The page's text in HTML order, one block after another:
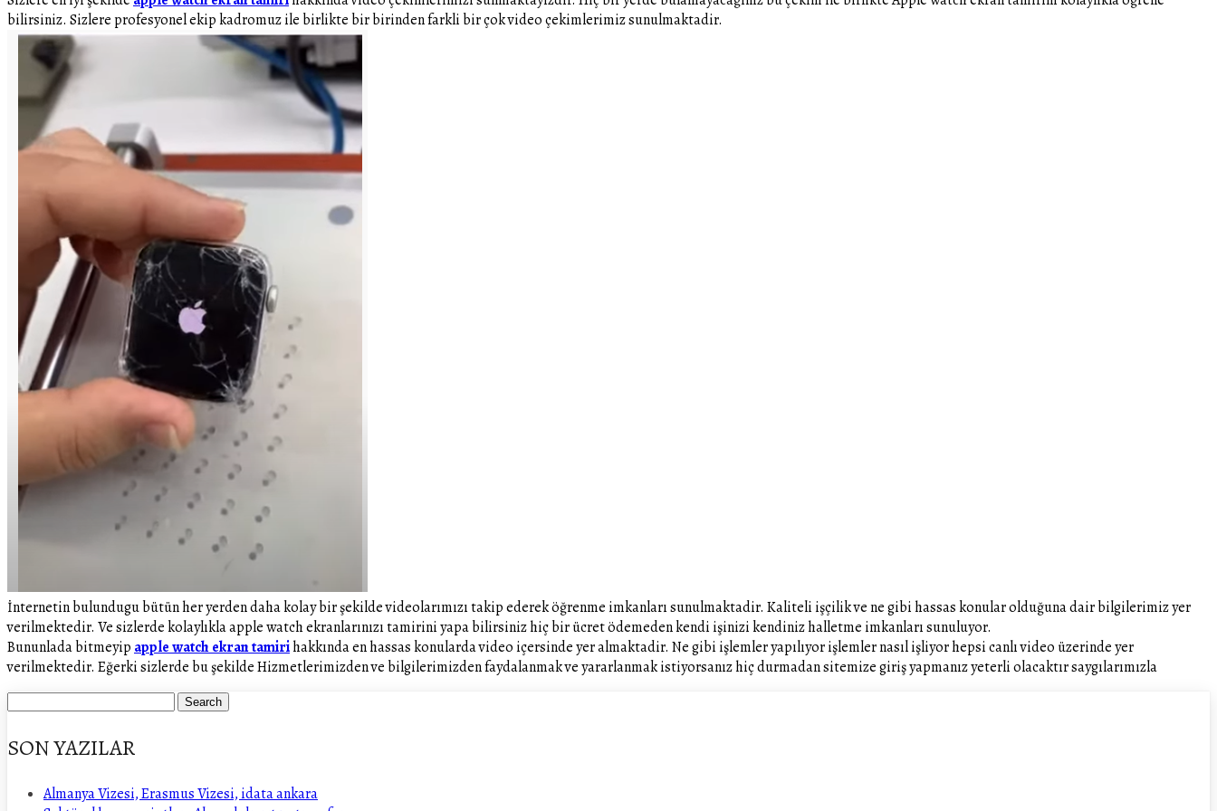
bilirsiniz. Sizlere profesyonel ekip kadromuz ile birlikte bir birinden farkli bir çok video çekimlerimiz sunulmaktadir.
İnternetin bulundugu bütün her yerden daha kolay bir şekilde videolarımızı takip ederek öğrenme imkanları sunulmaktadir. Kaliteli işçilik ve ne gibi hassas konular olduğuna dair bilgilerimiz yer
verilmektedir. Ve sizlerde kolaylıkla apple watch ekranlarınızı tamirini yapa bilirsiniz hiç bir ücret ödemeden kendi işinizi kendiniz halletme imkanları sunuluyor.
Bununlada bitmeyip apple watch ekran tamirihakkında en hassas konularda video içersinde yer almaktadir. Ne gibi işlemler yapılıyor işlemler nasıl işliyor hepsi canlı video üzerinde yer
verilmektedir. Eğerki sizlerde bu şekilde Hizmetlerimizden ve bilgilerimizden faydalanmak ve yararlanmak istiyorsanız hiç durmadan sitemize giriş yapmanız yeterli olacaktır saygılarımızla
SON YAZILAR
Almanya Vizesi, Erasmus Vizesi, idata ankara